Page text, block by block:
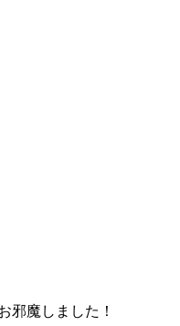
邪魔しました！